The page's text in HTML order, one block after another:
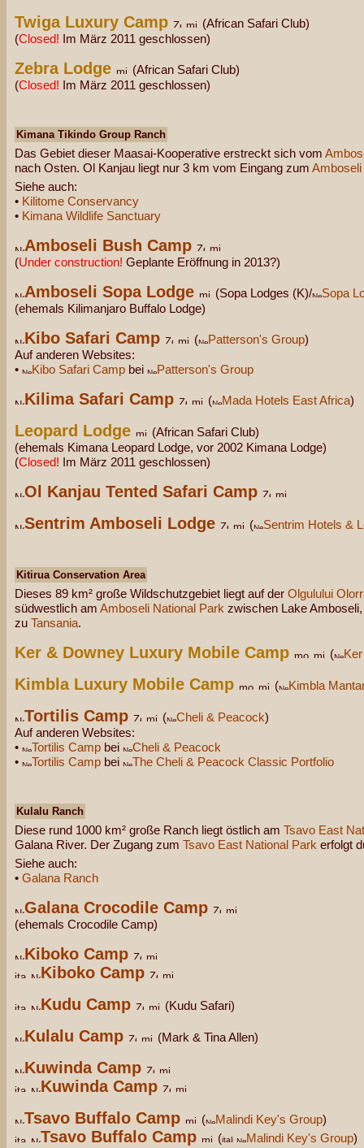
Twiga Luxury Camp
(African Safari Club)
(Closed! Im März 2011 geschlossen)
Zebra Lodge
(African Safari Club)
(Closed! Im März 2011 geschlossen)
Kimana Tikindo Group Ranch
Das Gebiet dieser Maasai-Kooperative erstreckt sich vom
nach Osten. Ol Kanjau liegt nur 3 km vom Eingang zum
Siehe auch:
• Kilitome Conservancy
• Kimana Wildlife Sanctuary
Amboseli Bush Camp
(Under construction! Geplante Eröffnung in 2013?)
Amboseli Sopa Lodge (Sopa Lodges (K)/
Sopa
(ehemals Kilimanjaro Buffalo Lodge)
Kibo Safari Camp ( Patterson's Group)
Auf anderen Websites:
•
Kibo Safari Camp bei Patterson's Group
Kilima Safari Camp ( Mada Hotels East Africa)
Leopard Lodge
(African Safari Club)
(ehemals Kimana Leopard Lodge, vor 2002 Kimana Lodge)
(Closed! Im März 2011 geschlossen)
Ol Kanjau Tented Safari Camp
Sentrim Amboseli Lodge
( Sentrim Hotels &
Kitirua Conservation Area
Dieses 89 km² große Wildschutzgebiet liegt auf der Olgulului
südwestlich am Amboseli National Park zwischen Lake
zu Tansania.
Ker & Downey Luxury Mobile Camp (
Kimbla Luxury Mobile Camp ( Kimbla
Tortilis Camp ( Cheli & Peacock)
Auf anderen Websites:
•
Tortilis Camp bei
Cheli & Peacock
•
Tortilis Camp bei The Cheli & Peacock Classic Portfolio
Kulalu Ranch
Diese rund 1000 km² große Ranch liegt östlich am Tsavo East
Galana River. Der Zugang zum Tsavo East National Park erfolgt
Siehe auch:
• Galana Ranch
Galana Crocodile Camp
(ehemals Crocodile Camp)
Kiboko Camp
Kiboko Camp
Kudu Camp
(Kudu Safari)
Kulalu Camp (Mark & Tina Allen)
Kuwinda Camp
Kuwinda Camp
Tsavo Buffalo Camp
( Malindi Key's Group)
Tsavo Buffalo Camp ( Malindi Key's Group)